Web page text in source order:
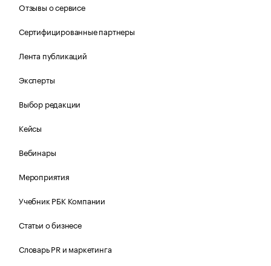
Отзывы о сервисе
Сертифицированные партнеры
Лента публикаций
Эксперты
Выбор редакции
Кейсы
Вебинары
Мероприятия
Учебник РБК Компании
Статьи о бизнесе
Словарь PR и маркетинга